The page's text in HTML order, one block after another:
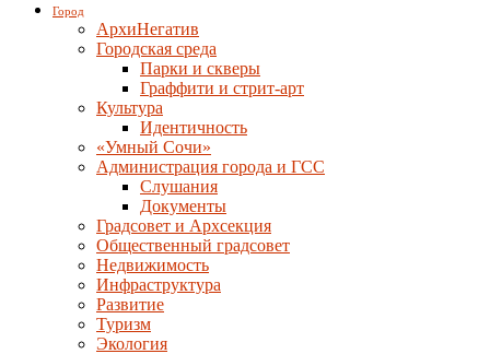
Город
АрхиНегатив
Городская среда
Парки и скверы
Граффити и стрит-арт
Культура
Идентичность
«Умный Сочи»
Администрация города и ГСС
Слушания
Документы
Градсовет и Архсекция
Общественный градсовет
Недвижимость
Инфраструктура
Развитие
Туризм
Экология